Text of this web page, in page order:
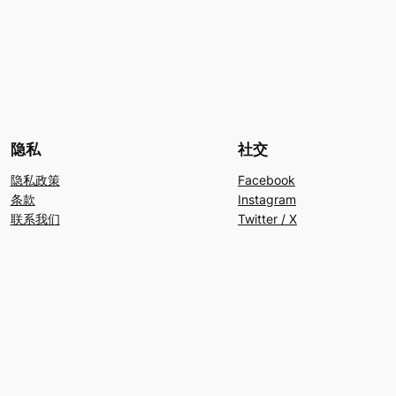
隐私
隐私政策
条款
联系我们
社交
Facebook
Instagram
Twitter / X